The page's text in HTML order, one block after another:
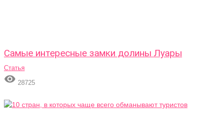
Самые интересные замки долины Луары
Статья
 28725